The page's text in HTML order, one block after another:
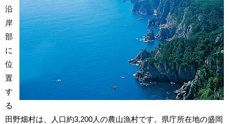
沿
岸
部
に
位
置
す
る
田野畑村は、人口約3,200人の農山漁村です。県庁所在地の盛岡